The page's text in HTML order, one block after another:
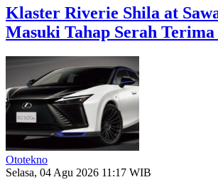
Klaster Riverie Shila at
Masuki Tahap Serah
Ototekno
Selasa, 04 Agu 2026 11:17 WIB